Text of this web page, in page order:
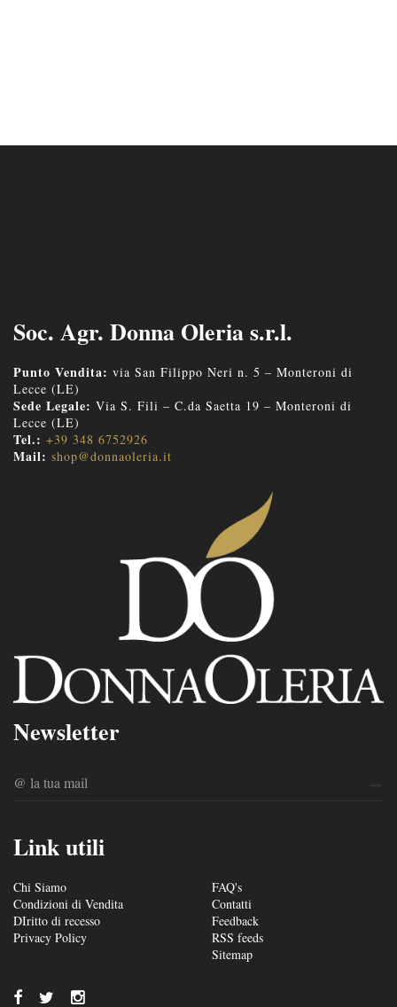
Soc. Agr. Donna Oleria s.r.l.
Punto Vendita: via San Filippo Neri n. 5 – Monteroni di
Lecce (LE)
Sede Legale: Via S. Fili – C.da Saetta 19 – Monteroni di
Lecce (LE)
Tel.: +39 348 6752926
Mail: shop@donnaoleria.it
Newsletter
Link utili
Chi Siamo
Condizioni di Vendita
DIritto di recesso
Privacy Policy
FAQ's
Contatti
Feedback
RSS feeds
Sitemap